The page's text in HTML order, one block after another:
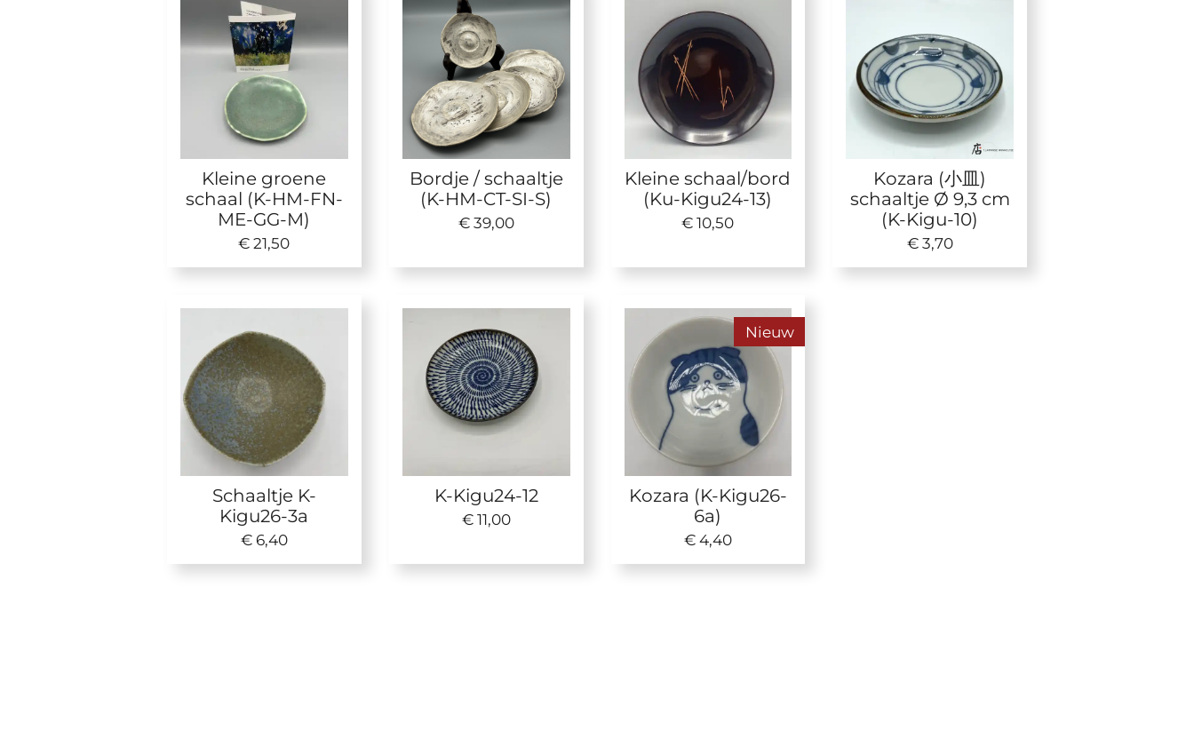
Kleine groene
schaal (K-HM-FN-
ME-GG-M)
€ 21,50
Bordje / schaaltje
(K-HM-CT-SI-S)
€ 39,00
Kleine schaal/bord
(Ku-Kigu24-13)
€ 10,50
Kozara (小皿)
schaaltje Ø 9,3 cm
(K-Kigu-10)
€ 3,70
Schaaltje K-
Kigu26-3a
€ 6,40
K-Kigu24-12
€ 11,00
Nieuw
Kozara (K-Kigu26-
6a)
€ 4,40